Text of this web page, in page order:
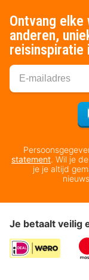
Ontvang
anderen,
reisinspiratie
statement. Wil je
je je altijd
Je betaalt veilig